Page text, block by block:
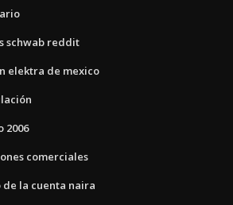
schwab reddit
elektra de mexico
2006
comerciales
la cuenta naira